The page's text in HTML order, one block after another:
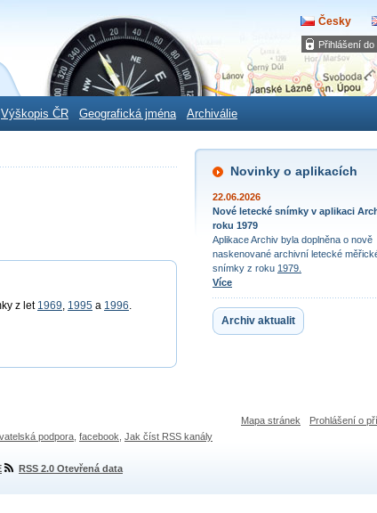
Přihlášení
Česky
Výškopis ČR Geografická jména Archiválie
Novinky o aplikacích
22.06.2026
Nové letecké snímky v aplikaci
roku 1979
Aplikace Archiv byla doplněna o nově
naskenované archivní letecké
snímky z roku 1979.
Více
Archiv aktualit
z let 1969, 1995 a 1996.
Mapa stránek Prohlášení o
podpora facebook Jak číst RSS kanály
RSS 2.0 Otevřená data